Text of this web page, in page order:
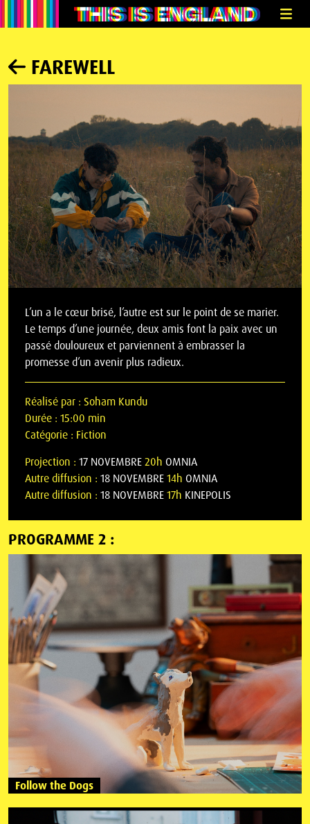
FAREWELL
L’un a le cœur brisé, l’autre est sur le point de se marier.
Le temps d’une journée, deux amis font la paix avec un
passé douloureux et parviennent à embrasser la
promesse d’un avenir plus radieux.
Réalisé par : Soham Kundu
Durée : 15:00 min
Catégorie : Fiction
Projection : 17 NOVEMBRE20h OMNIA
Autre diffusion : 18 NOVEMBRE14h OMNIA
Autre diffusion : 18 NOVEMBRE17h KINEPOLIS
PROGRAMME 2 :
Follow the Dogs